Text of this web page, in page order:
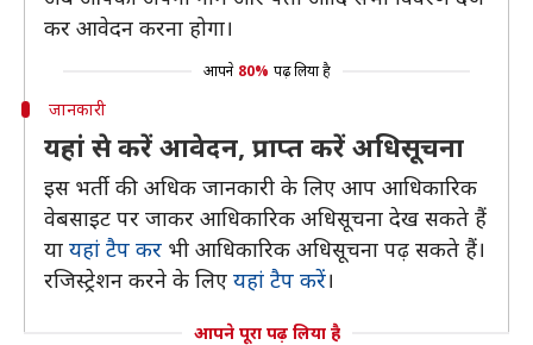
कर आवेदन करना होगा।
आपने 80% पढ़ लिया है
जानकारी
यहां से करें आवेदन, प्राप्त करें अधिसूचना
इस भर्ती की अधिक जानकारी के लिए आप आधिकारिक
वेबसाइट पर जाकर आधिकारिक अधिसूचना देख सकते हैं
या यहां टैप कर भी आधिकारिक अधिसूचना पढ़ सकते हैं।
रजिस्ट्रेशन करने के लिए यहां टैप करें।
आपने पूरा पढ़ लिया है